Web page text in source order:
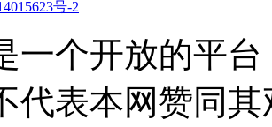
号-2
一个开放的平
代表本网赞同